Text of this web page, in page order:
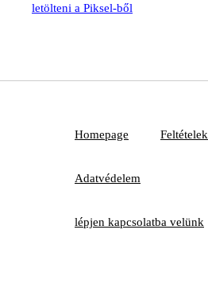
letölteni a Piksel-ből
Homepage Feltételek
Adatvédelem
lépjen kapcsolatba velünk